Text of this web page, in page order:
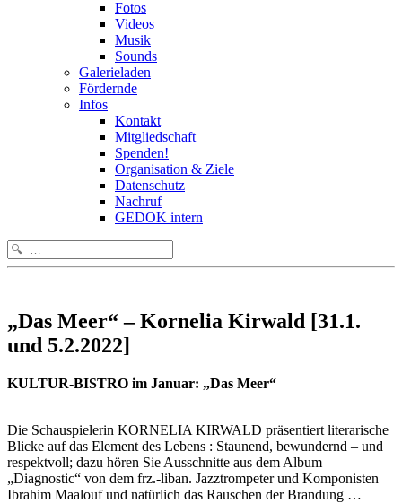
Fotos
Videos
Musik
Sounds
Galerieladen
Fördernde
Infos
Kontakt
Mitgliedschaft
Spenden!
Organisation & Ziele
Datenschutz
Nachruf
GEDOK intern
Search
for:
„Das Meer“ – Kornelia Kirwald [31.1.
und 5.2.2022]
KULTUR-BISTRO im Januar: „Das Meer“
Die Schauspielerin KORNELIA KIRWALD präsentiert literarische
Blicke auf das Element des Lebens : Staunend, bewundernd – und
respektvoll; dazu hören Sie Ausschnitte aus dem Album
„Diagnostic“ von dem frz.-liban. Jazztrompeter und Komponisten
Ibrahim Maalouf und natürlich das Rauschen der Brandung …